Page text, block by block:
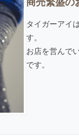
タイガーアイ
す。
お店を営んで
です。